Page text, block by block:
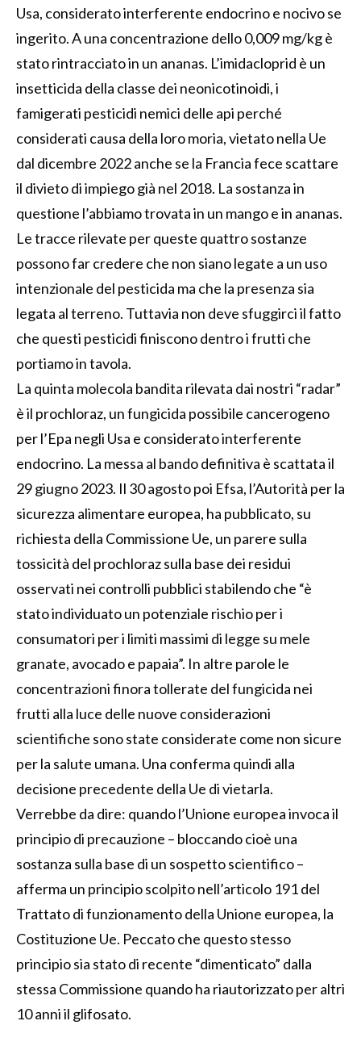
Usa, considerato interferente endocrino e nocivo se
ingerito. A una concentrazione dello 0,009 mg/kg è
stato rintracciato in un ananas. L’imidacloprid è un
insetticida della classe dei neonicotinoidi, i
famigerati pesticidi nemici delle api perché
considerati causa della loro moria, vietato nella Ue
dal dicembre 2022 anche se la Francia fece scattare
il divieto di impiego già nel 2018. La sostanza in
questione l’abbiamo trovata in un mango e in ananas.
Le tracce rilevate per queste quattro sostanze
possono far credere che non siano legate a un uso
intenzionale del pesticida ma che la presenza sia
legata al terreno. Tuttavia non deve sfuggirci il fatto
che questi pesticidi finiscono dentro i frutti che
portiamo in tavola.
La quinta molecola bandita rilevata dai nostri “radar”
è il prochloraz, un fungicida possibile cancerogeno
per l’Epa negli Usa e considerato interferente
endocrino. La messa al bando definitiva è scattata il
29 giugno 2023. Il 30 agosto poi Efsa, l’Autorità per la
sicurezza alimentare europea, ha pubblicato, su
richiesta della Commissione Ue, un parere sulla
tossicità del prochloraz sulla base dei residui
osservati nei controlli pubblici stabilendo che “è
stato individuato un potenziale rischio per i
consumatori per i limiti massimi di legge su mele
granate, avocado e papaia”. In altre parole le
concentrazioni finora tollerate del fungicida nei
frutti alla luce delle nuove considerazioni
scientifiche sono state considerate come non sicure
per la salute umana. Una conferma quindi alla
decisione precedente della Ue di vietarla.
Verrebbe da dire: quando l’Unione europea invoca il
principio di precauzione – bloccando cioè una
sostanza sulla base di un sospetto scientifico –
afferma un principio scolpito nell’articolo 191 del
Trattato di funzionamento della Unione europea, la
Costituzione Ue. Peccato che questo stesso
principio sia stato di recente “dimenticato” dalla
stessa Commissione quando ha riautorizzato per altri
10 anni il glifosato.